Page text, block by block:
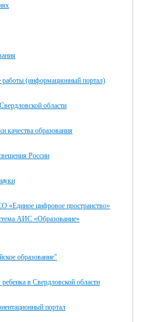
работы (информационный портал)
области
качества образования
России
«Единое цифровое пространство»
АИС «Образование»
образование"
в Свердловской области
портал